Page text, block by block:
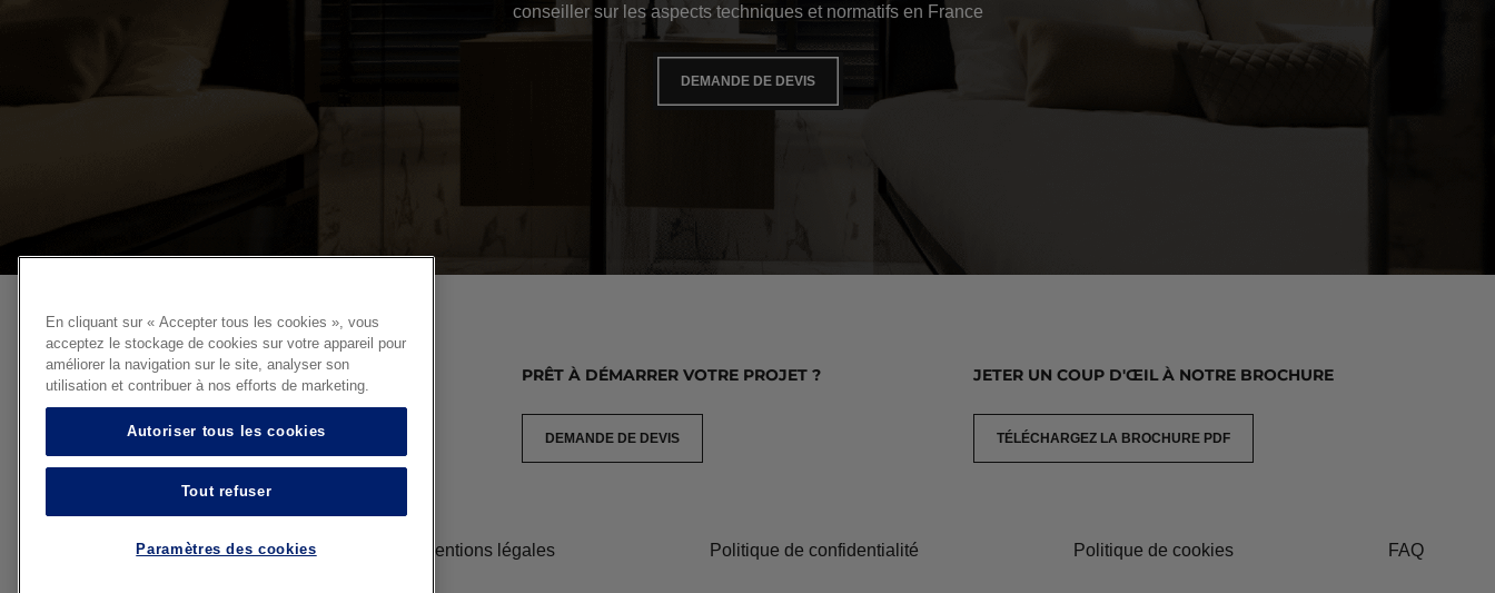
conseiller sur les aspects techniques et normatifs en France
DEMANDE DE DEVIS
PRÊT À DÉMARRER VOTRE PROJET ?
DEMANDE DE DEVIS
JETER UN COUP D'ŒIL À NOTRE BROCHURE
TÉLÉCHARGEZ LA BROCHURE PDF
Copyright 2026 Glastetik Mentions légales Politique de confidentialité Politique de cookies FAQ
En cliquant sur « Accepter tous les cookies », vous
acceptez le stockage de cookies sur votre appareil pour
améliorer la navigation sur le site, analyser son
utilisation et contribuer à nos efforts de marketing.
Autoriser tous les cookies
Tout refuser
Paramètres des cookies